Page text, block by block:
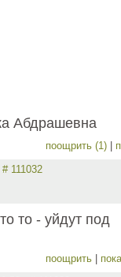
Абдрашевна
поощрить (1)
# 111032
то - уйдут под
поощрить